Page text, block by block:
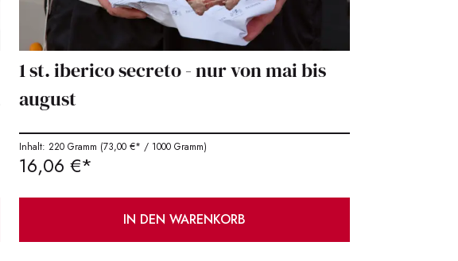
1 st. iberico secreto - nur von mai bis
august
Inhalt: 220 Gramm (73,00 €* / 1000 Gramm)
16,06 €*
IN DEN WARENKORB